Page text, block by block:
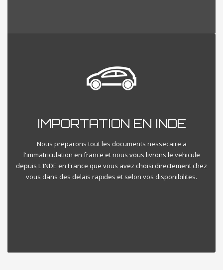
IMPORTATION EN INDE
Nous preparons tout les documents nessecaire a
l'immatriculation en france et nous vous livrons le vehicule
depuis L'INDE en France que vous avez choisi directement chez
vous dans des delais rapides et selon vos disponibilites.